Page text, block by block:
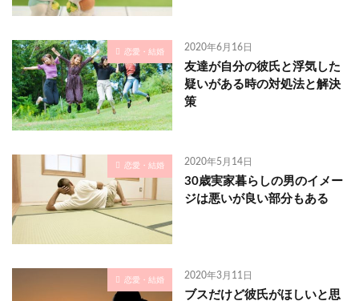
恋愛・結婚 2020年6月16日
友達が自分の彼氏と浮気した
疑いがある時の対処法と解決
策
恋愛・結婚 2020年5月14日
30歳実家暮らしの男のイメー
ジは悪いが良い部分もある
恋愛・結婚 2020年3月11日
ブスだけど彼氏がほしいと思